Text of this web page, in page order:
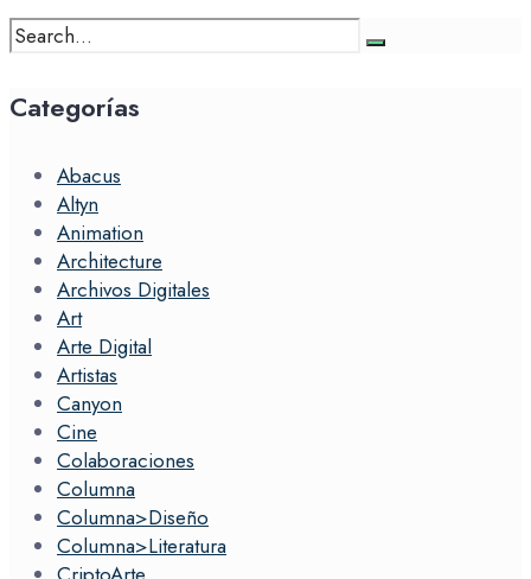
Search
for:
Categorías
Abacus
Altyn
Animation
Architecture
Archivos Digitales
Art
Arte Digital
Artistas
Canyon
Cine
Colaboraciones
Columna
Columna>Diseño
Columna>Literatura